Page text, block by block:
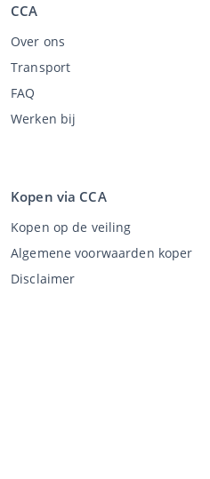
CCA
Over ons
Transport
FAQ
Werken bij
Kopen via CCA
Kopen op de veiling
Algemene voorwaarden koper
Disclaimer